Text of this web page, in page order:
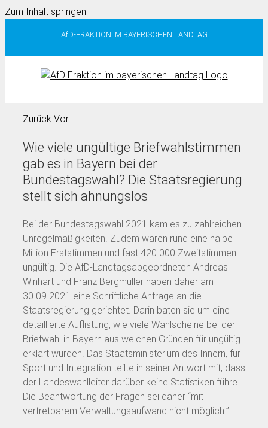
Zum Inhalt springen
AfD-FRAKTION IM BAYERISCHEN LANDTAG
Zurück Vor
Wie viele ungültige Briefwahlstimmen
gab es in Bayern bei der
Bundestagswahl? Die Staatsregierung
stellt sich ahnungslos
Bei der Bundestagswahl 2021 kam es zu zahlreichen
Unregelmäßigkeiten. Zudem waren rund eine halbe
Million Erststimmen und fast 420.000 Zweitstimmen
ungültig. Die AfD-Landtagsabgeordneten Andreas
Winhart und Franz Bergmüller haben daher am
30.09.2021 eine Schriftliche Anfrage an die
Staatsregierung gerichtet. Darin baten sie um eine
detaillierte Auflistung, wie viele Wahlscheine bei der
Briefwahl in Bayern aus welchen Gründen für ungültig
erklärt wurden. Das Staatsministerium des Innern, für
Sport und Integration teilte in seiner Antwort mit, dass
der Landeswahlleiter darüber keine Statistiken führe.
Die Beantwortung der Fragen sei daher “mit
vertretbarem Verwaltungsaufwand nicht möglich.”